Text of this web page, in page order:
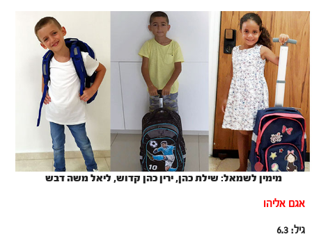
מימין לשמאל: שילת כהן, ירין כהן קדוש, ליאל משה דבש
אגם אליהו
גיל: 6.3